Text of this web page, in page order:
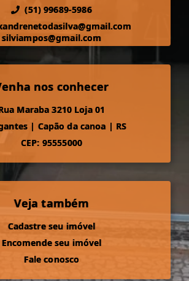
(51) 99689-5986
silviampos@gmail.com
nos conhecer
Maraba 3210 Loja 01
| Capão da canoa | RS
CEP: 95555000
Veja também
Cadastre seu imóvel
Encomende seu imóvel
Fale conosco